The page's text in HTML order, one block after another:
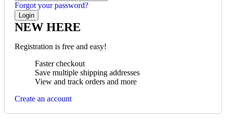
Forgot your password?
NEW HERE
Registration is free and easy!
Faster checkout
Save multiple shipping addresses
View and track orders and more
Create an account